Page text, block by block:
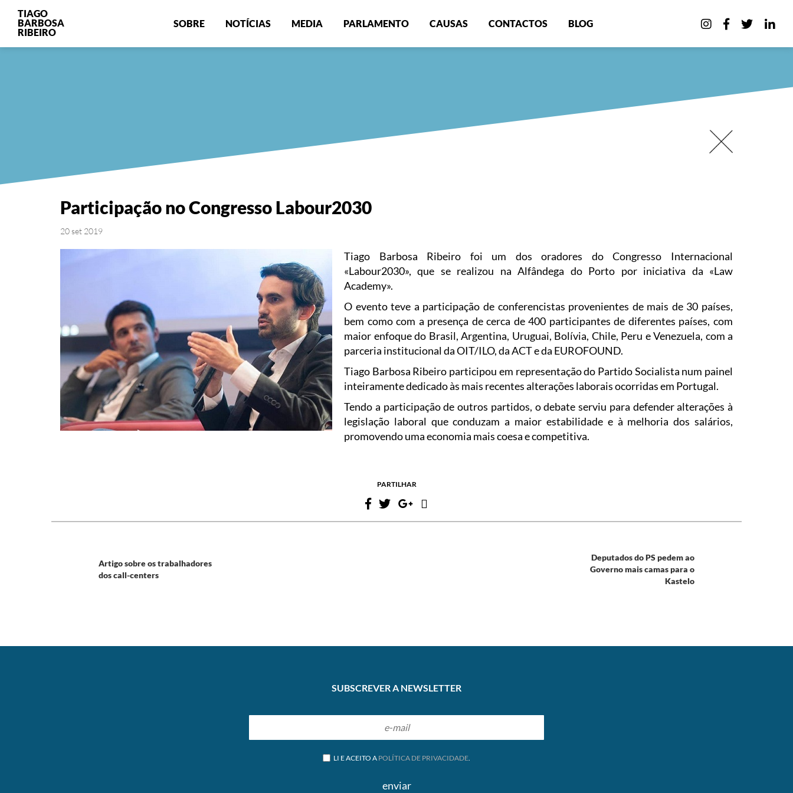
TIAGO
BARBOSA
RIBEIRO
SOBRE NOTÍCIAS MEDIA PARLAMENTO CAUSAS CONTACTOS BLOG
Participação no Congresso Labour2030
20 set 2019
Tiago Barbosa Ribeiro foi um dos oradores do Congresso Internacional
«Labour2030», que se realizou na Alfândega do Porto por iniciativa da «Law
Academy».
O evento teve a participação de conferencistas provenientes de mais de 30 países,
bem como com a presença de cerca de 400 participantes de diferentes países, com
maior enfoque do Brasil, Argentina, Uruguai, Bolívia, Chile, Peru e Venezuela, com a
parceria institucional da OIT/ILO, da ACT e da EUROFOUND.
Tiago Barbosa Ribeiro participou em representação do Partido Socialista num painel
inteiramente dedicado às mais recentes alterações laborais ocorridas em Portugal.
Tendo a participação de outros partidos, o debate serviu para defender alterações à
legislação laboral que conduzam a maior estabilidade e à melhoria dos salários,
promovendo uma economia mais coesa e competitiva.
PARTILHAR
Artigo sobre os trabalhadores
dos call-centers
Deputados do PS pedem ao
Governo mais camas para o
Kastelo
SUBSCREVER A NEWSLETTER
LI E ACEITO A POLÍTICA DE PRIVACIDADE.